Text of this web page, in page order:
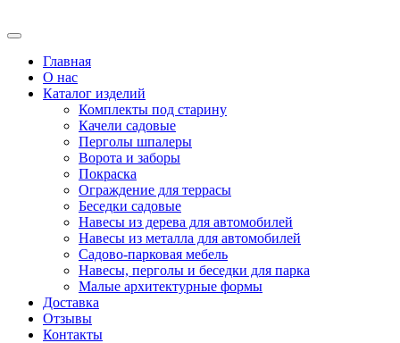
Главная
О нас
Каталог изделий
Комплекты под старину
Качели садовые
Перголы шпалеры
Ворота и заборы
Покраска
Ограждение для террасы
Беседки садовые
Навесы из дерева для автомобилей
Навесы из металла для автомобилей
Садово-парковая мебель
Навесы, перголы и беседки для парка
Малые архитектурные формы
Доставка
Отзывы
Контакты